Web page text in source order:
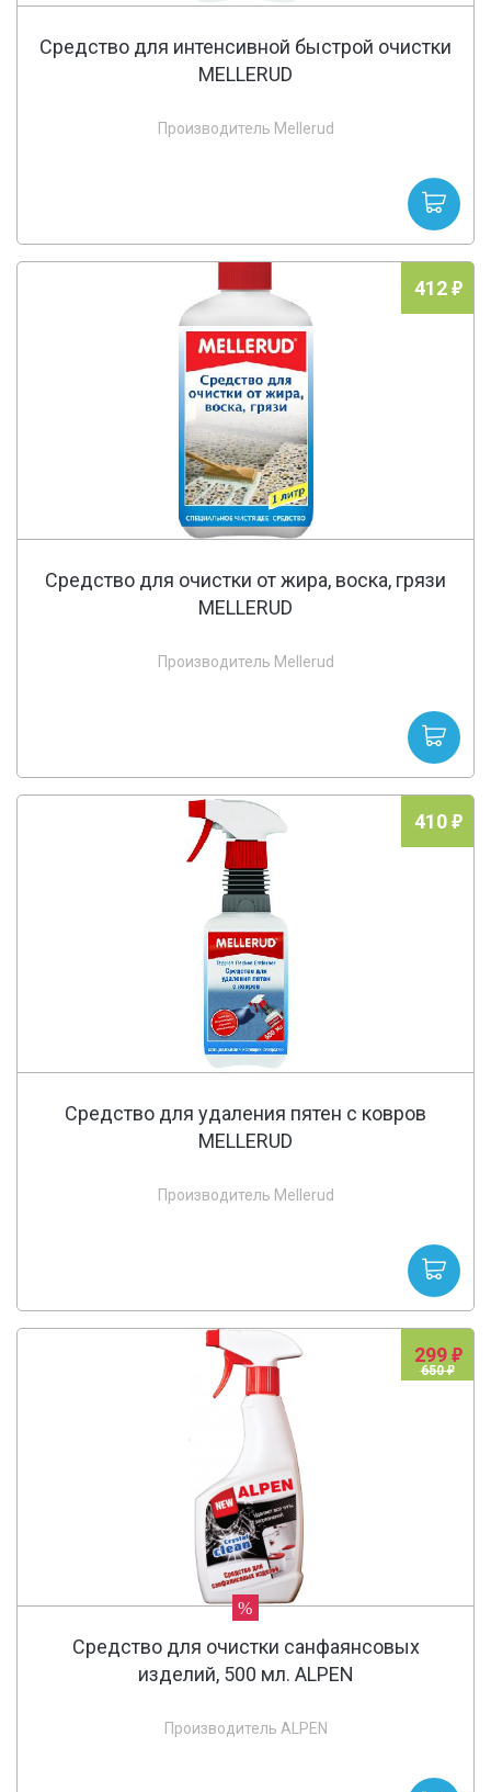
Средство для интенсивной быстрой очистки
MELLERUD
Производитель Mellerud
412
Средство для очистки от жира, воска, грязи
MELLERUD
Производитель Mellerud
410
Средство для удаления пятен с ковров
MELLERUD
Производитель Mellerud
299
650
%
Средство для очистки санфаянсовых
изделий, 500 мл. ALPEN
Производитель ALPEN